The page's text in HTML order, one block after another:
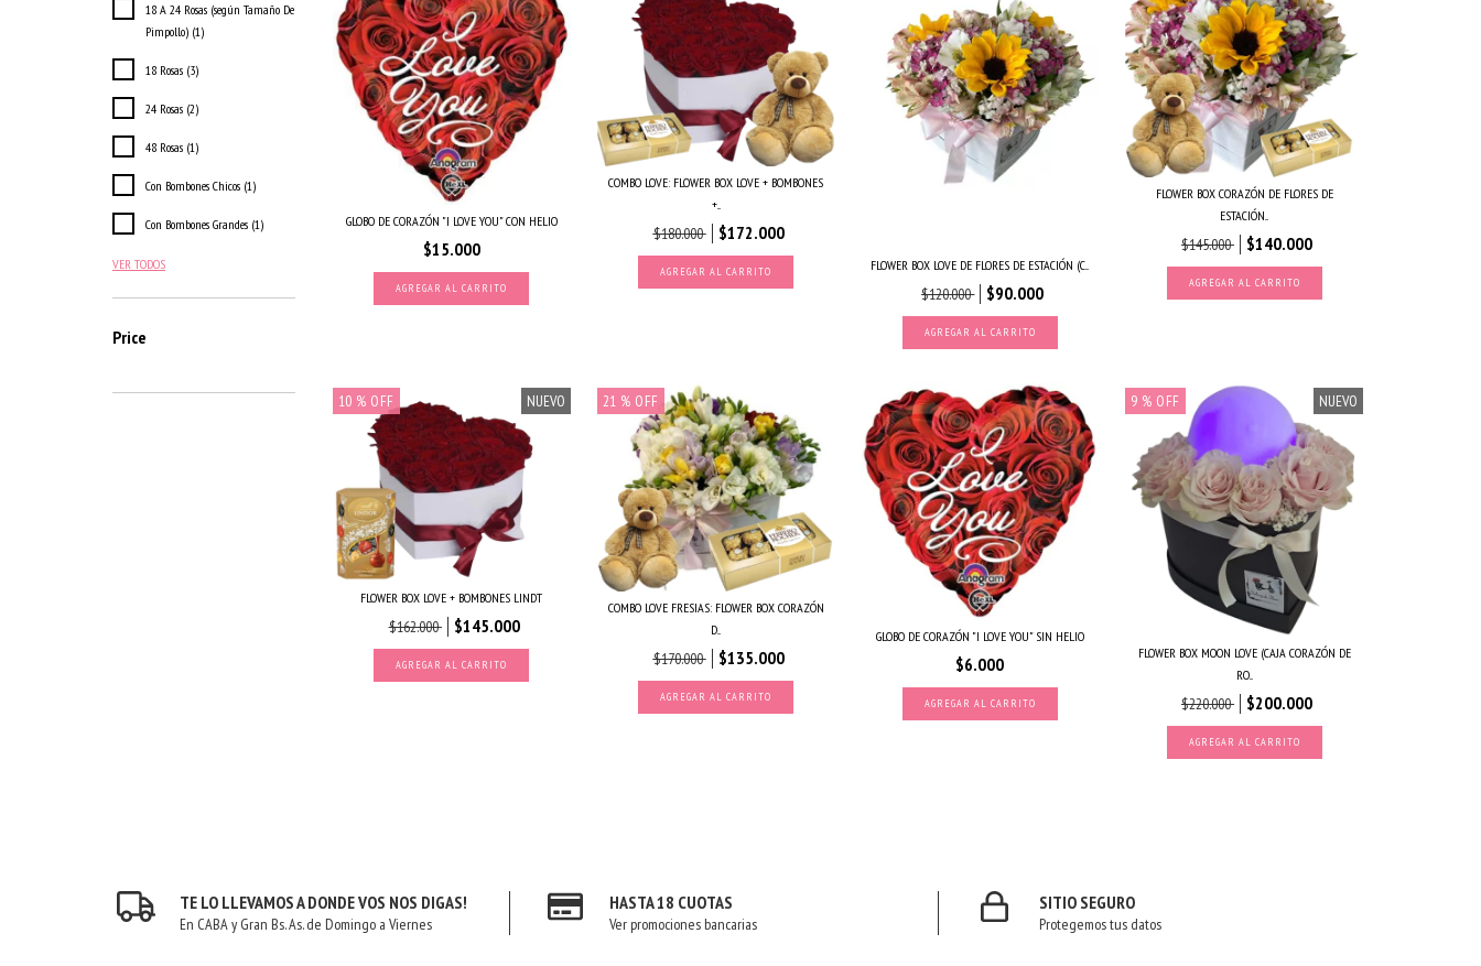
18 A 24 Rosas (según Tamaño De
Pimpollo) (1)
18 Rosas (3)
24 Rosas (2)
48 Rosas (1)
Con Bombones Chicos (1)
Con Bombones Grandes (1)
VER TODOS
Price
GLOBO DE CORAZÓN "I LOVE YOU" CON HELIO
$15.000
COMBO LOVE: FLOWER BOX LOVE + BOMBONES
+...
$180.000 $172.000
AGREGAR AL CARRITO FLOWER BOX LOVE DE FLORES DE ESTACIÓN (C...
$120.000 $90.000
FLOWER BOX CORAZÓN DE FLORES DE
ESTACIÓN...
$145.000 $140.000
AGREGAR AL CARRITO
10 % OFF NUEVO
FLOWER BOX LOVE + BOMBONES LINDT
$162.000 $145.000
AGREGAR AL CARRITO
21 % OFF
COMBO LOVE FRESIAS: FLOWER BOX CORAZÓN
D...
$170.000 $135.000
GLOBO DE CORAZÓN "I LOVE YOU" SIN HELIO
$6.000
9 % OFF NUEVO
FLOWER BOX MOON LOVE (CAJA CORAZÓN DE
RO...
$220.000 $200.000
TE LO LLEVAMOS A DONDE VOS NOS DIGAS!
En CABA y Gran Bs. As. de Domingo a Viernes
HASTA 18 CUOTAS
Ver promociones bancarias
SITIO SEGURO
Protegemos tus datos